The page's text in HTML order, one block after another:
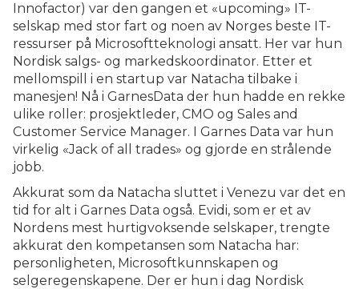
Innofactor) var den gangen et «upcoming» IT-
selskap med stor fart og noen av Norges beste IT-
ressurser på Microsoftteknologi ansatt. Her var hun
Nordisk salgs- og markedskoordinator. Etter et
mellomspill i en startup var Natacha tilbake i
manesjen! Nå i GarnesData der hun hadde en rekke
ulike roller: prosjektleder, CMO og Sales and
Customer Service Manager. I Garnes Data var hun
virkelig «Jack of all trades» og gjorde en strålende
jobb.
Akkurat som da Natacha sluttet i Venezu var det en
tid for alt i Garnes Data også. Evidi, som er et av
Nordens mest hurtigvoksende selskaper, trengte
akkurat den kompetansen som Natacha har:
personligheten, Microsoftkunnskapen og
selgeregenskapene. Der er hun i dag Nordisk